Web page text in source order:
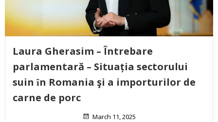
Laura Gherasim – Întrebare
parlamentară – Situația sectorului
suin ȋn Romania şi a importurilor de
carne de porc
March 11, 2025